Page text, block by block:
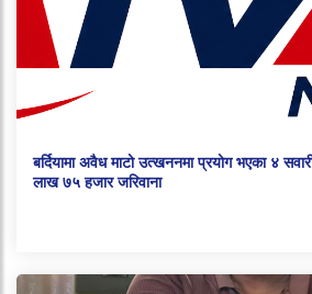
बर्दियामा अवैध माटो उत्खननमा प्रयोग भएका ४
लाख ७५ हजार जरिवाना